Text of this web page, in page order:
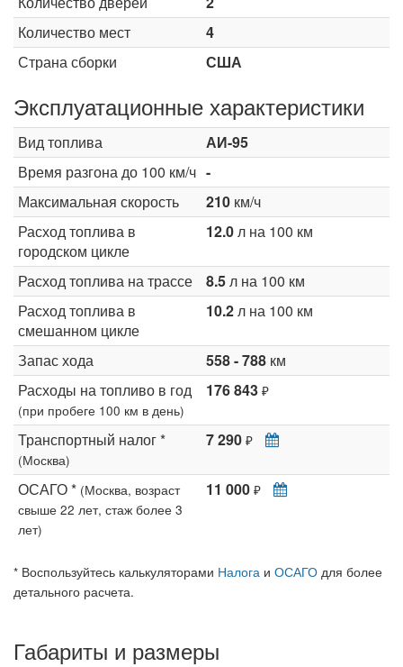
Количество мест
4
Страна сборки
США
Эксплуатационные характеристики
Вид топлива
АИ-95
Время разгона до 100 км/ч -
Максимальная скорость
210 км/ч
Расход топлива в
городском цикле
12.0л на 100 км
Расход топлива на трассе 8.5л на 100 км
Расход топлива в
смешанном цикле
10.2л на 100 км
Запас хода 558 - 788 км
Расходы на топливо в год
(при пробеге 100 км в день)
176 843 ₽
Транспортный налог *
(Москва)
7 290 ₽
ОСАГО * (Москва, возраст
свыше 22 лет, стаж более 3
лет)
11 000 ₽
* Воспользуйтесь калькуляторами Налога и ОСАГО для более
детального расчета.
Габариты и размеры